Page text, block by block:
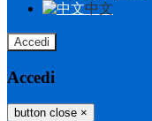
中文
Accedi
Accedi
button close ×